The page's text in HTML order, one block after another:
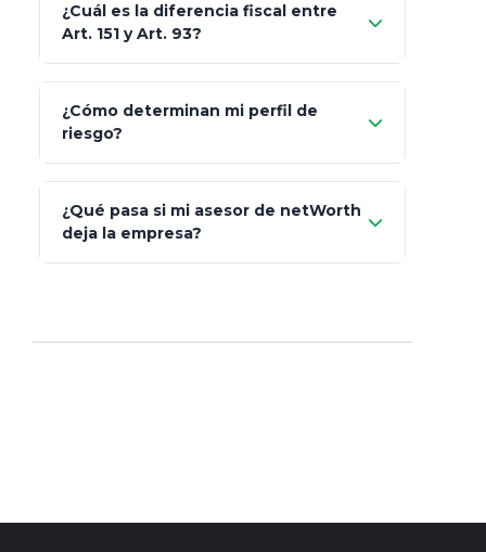
MetLife (MetaLife)
Prudential
Insignia Life
¿Cuál es la diferencia fiscal entre
Art. 151 y Art. 93?
Art.
93
totalmente
libres de impuestos
¿Cómo determinan mi perfil de
riesgo?
¿Qué pasa si mi asesor de netWorth
deja la empresa?
reasigna